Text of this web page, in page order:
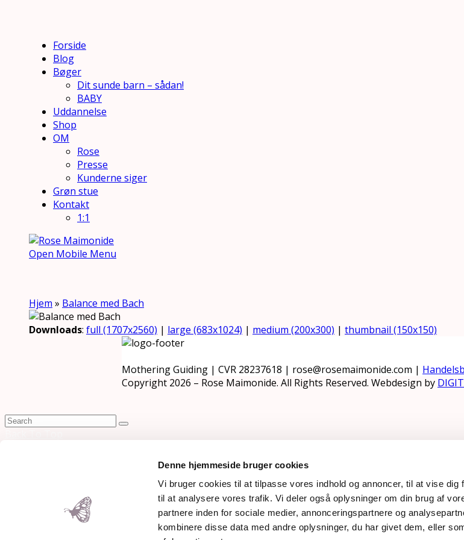
Denne hjemmeside bruger cookies
Vi bruger cookies til at tilpasse vores indhold og annoncer, til at vise dig
til at analysere vores trafik. Vi deler også oplysninger om din brug af
partnere inden for sociale medier, annonceringspartnere og
kombinere disse data med andre oplysninger, du har givet dem, eller
Forside
Blog
Bøger
Dit sunde barn – sådan!
BABY
Uddannelse
Shop
OM
Rose
Presse
Kunderne siger
Grøn stue
Kontakt
1:1
Open Mobile Menu
Hjem » Balance med Bach
Downloads: full (1707x2560) | large (683x1024) | medium (200x300) | thumbnail (150x150)
Mothering Guiding | CVR 28237618 | rose@rosemaimonide.com |
Copyright 2026 – Rose Maimonide. All Rights Reserved. Webdesign by